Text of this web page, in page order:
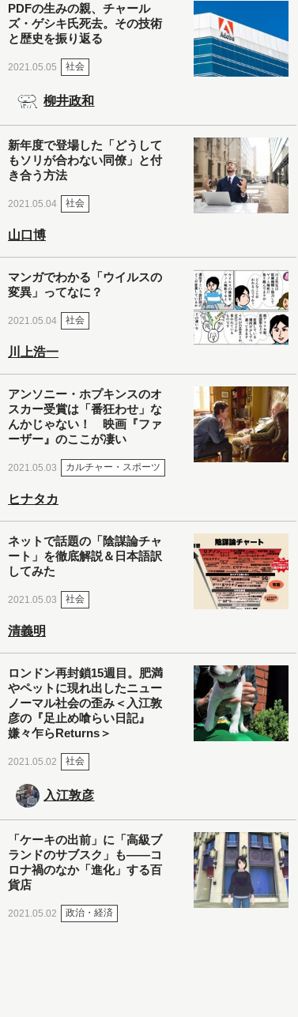
PDFの生みの親、チャール
ズ・ゲシキ氏死去。その技術
と歴史を振り返る
2021.05.05 社会
柳井政和
新年度で登場した「どうして
もソリが合わない同僚」と付
き合う方法
2021.05.04 社会
山口博
マンガでわかる「ウイルスの
変異」ってなに？
2021.05.04 社会
川上浩一
アンソニー・ホプキンスのオ
スカー受賞は「番狂わせ」な
んかじゃない！ 映画『ファ
ーザー』のここが凄い
2021.05.03 カルチャー・スポーツ
ヒナタカ
ネットで話題の「陰謀論チャ
ート」を徹底解説＆日本語訳
してみた
2021.05.03 社会
清義明
ロンドン再封鎖15週目。肥満
やペットに現れ出したニュー
ノーマル社会の歪み＜入江敦
彦の『足止め喰らい日記』
嫌々乍らReturns＞
2021.05.02 社会
入江敦彦
「ケーキの出前」に「高級ブ
ランドのサブスク」も――コ
ロナ禍のなか「進化」する百
貨店
2021.05.02 政治・経済